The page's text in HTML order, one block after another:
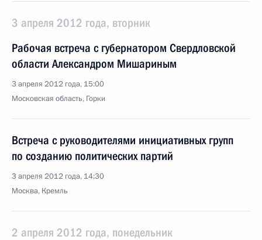
3 апреля 2012 года, вторник
Рабочая встреча с губернатором Свердловской
области Александром Мишариным
3 апреля 2012 года, 15:00
Московская область, Горки
Встреча с руководителями инициативных групп
по созданию политических партий
3 апреля 2012 года, 14:30
Москва, Кремль
2 апреля 2012 года, понедельник